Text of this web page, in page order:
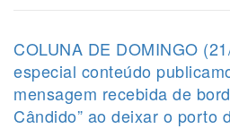
COLUNA DE DOMINGO
especial conteúdo
mensagem recebida de
Cândido” ao deixar o porto